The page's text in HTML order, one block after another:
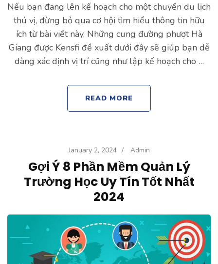
Nếu bạn đang lên kế hoạch cho một chuyến du lịch
thú vị, đừng bỏ qua cơ hội tìm hiểu thông tin hữu
ích từ bài viết này. Những cung đường phượt Hà
Giang được Kensfi đề xuất dưới đây sẽ giúp bạn dễ
dàng xác định vị trí cũng như lập kế hoạch cho …
READ MORE
January 2, 2024 / Admin
Gợi Ý 8 Phần Mềm Quản Lý
Trường Học Uy Tín Tốt Nhất
2024